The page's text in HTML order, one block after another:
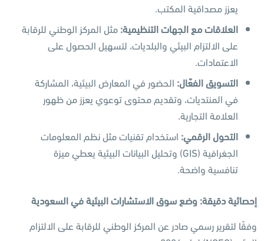
يعزز مصداقية المكتب.
العلاقات مع الجهات التنظيمية: مثل المركز الوطني للرقابة
على الالتزام البيئي والبلديات، لتسهيل الحصول على
الاعتمادات.
التسويق الفعّال: الحضور في المعارض البيئية، المشاركة
في المنتديات، وتقديم محتوى توعوي يعزز من ظهور
العلامة التجارية.
التحول الرقمي: استخدام تقنيات مثل نظم المعلومات
الجغرافية (GIS) وتحليل البيانات البيئية يعطي ميزة
تنافسية واضحة.
إحصائية دقيقة: وضع سوق الاستشارات البيئية في السعودية
وفقًا لتقرير رسمي صادر عن المركز الوطني للرقابة على الالتزام